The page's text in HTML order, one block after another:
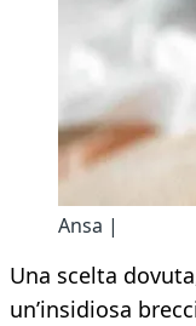
Ansa |
Una scelta
un’insidiosa